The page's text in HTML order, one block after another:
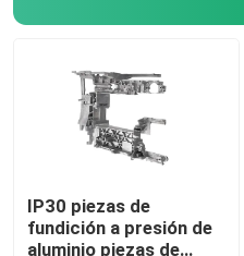
IP30 piezas de
fundición a presión de
aluminio piezas de